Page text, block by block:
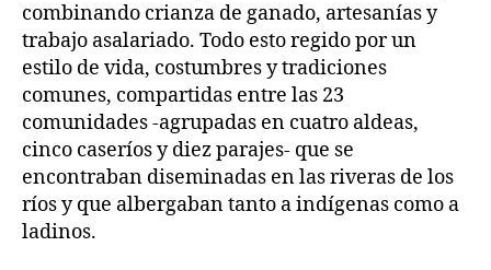
combinando crianza de ganado, artesanías y
trabajo asalariado. Todo esto regido por un
estilo de vida, costumbres y tradiciones
comunes, compartidas entre las 23
comunidades -agrupadas en cuatro aldeas,
cinco caseríos y diez parajes- que se
encontraban diseminadas en las riveras de los
ríos y que albergaban tanto a indígenas como a
ladinos.